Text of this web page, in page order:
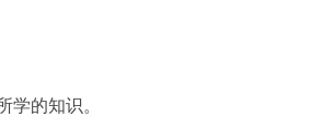
的知识。